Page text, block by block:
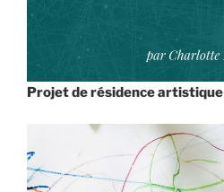
Projet de résidence artistique